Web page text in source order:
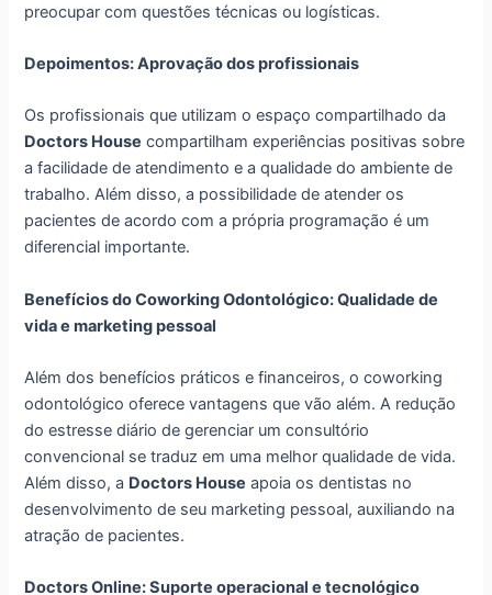
preocupar com questões técnicas ou logísticas.
Depoimentos: Aprovação dos profissionais
Os profissionais que utilizam o espaço compartilhado da
Doctors House compartilham experiências positivas sobre
a facilidade de atendimento e a qualidade do ambiente de
trabalho. Além disso, a possibilidade de atender os
pacientes de acordo com a própria programação é um
diferencial importante.
Benefícios do Coworking Odontológico: Qualidade de
vida e marketing pessoal
Além dos benefícios práticos e financeiros, o coworking
odontológico oferece vantagens que vão além. A redução
do estresse diário de gerenciar um consultório
convencional se traduz em uma melhor qualidade de vida.
Além disso, a Doctors House apoia os dentistas no
desenvolvimento de seu marketing pessoal, auxiliando na
atração de pacientes.
Doctors Online: Suporte operacional e tecnológico